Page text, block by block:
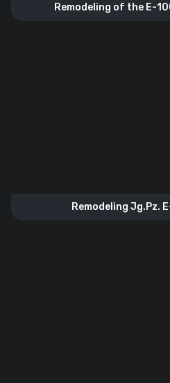
Remodeling of the E-
Remodeling Jg.Pz.